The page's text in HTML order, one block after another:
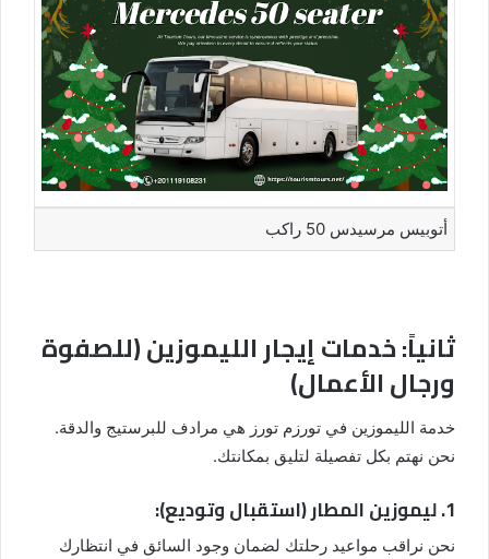
أتوبيس مرسيدس 50 راكب
ثانياً: خدمات إيجار الليموزين (للصفوة
ورجال الأعمال)
خدمة الليموزين في تورزم تورز هي مرادف للبرستيج والدقة.
نحن نهتم بكل تفصيلة لتليق بمكانتك.
1. ليموزين المطار (استقبال وتوديع):
نحن نراقب مواعيد رحلتك لضمان وجود السائق في انتظارك